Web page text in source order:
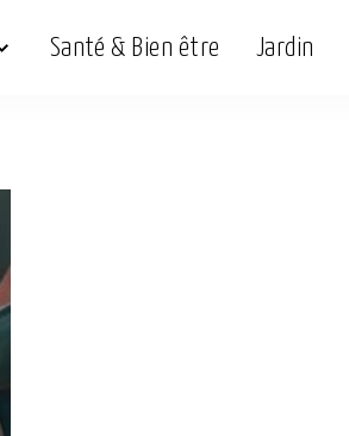
Santé & Bien être Jardin